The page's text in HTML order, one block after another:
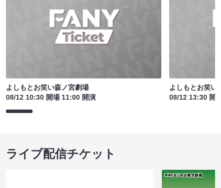
よしもとお笑い森ノ宮劇場
08/12 10:30 開場 11:00 開演
よしもとお笑い
08/12 13:30 開
ライブ配信チケット